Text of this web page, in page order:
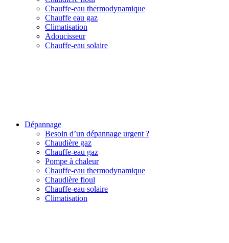
Chauffe-eau thermodynamique
Chauffe eau gaz
Climatisation
Adoucisseur
Chauffe-eau solaire
Dépannage
Besoin d’un dépannage urgent ?
Chaudière gaz
Chauffe-eau gaz
Pompe à chaleur
Chauffe-eau thermodynamique
Chaudière fioul
Chauffe-eau solaire
Climatisation